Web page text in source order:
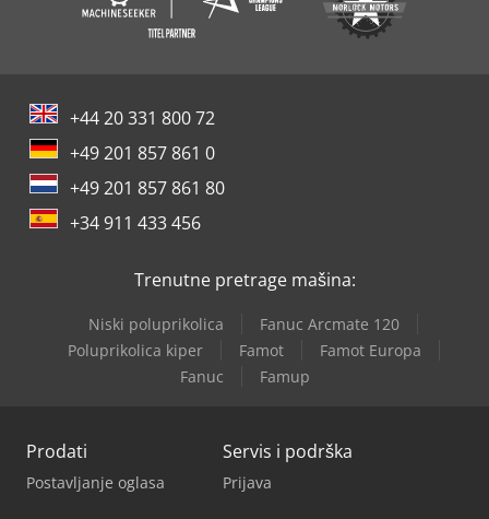
+44 20 331 800 72
+49 201 857 861 0
+49 201 857 861 80
+34 911 433 456
Trenutne pretrage mašina:
Niski poluprikolica
Fanuc Arcmate 120
Poluprikolica kiper
Famot
Famot Europa
Fanuc
Famup
Prodati
Postavljanje oglasa
Servis i podrška
Prijava